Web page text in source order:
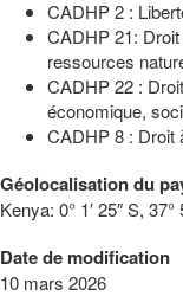
CADHP 2 :
CADHP 21:
ressources
CADHP 22 :
économique,
CADHP 8 : Droit
Géolocalisation du
Kenya: 0° 1′ 25″ S, 37°
Date de modification
10 mars 2026